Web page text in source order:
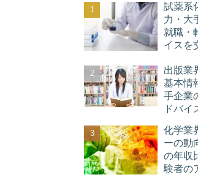
試薬系
力・大
就職・
イスを
出版業
基本情
手企業
ドバイ
化学業
ーの動
の年収
験者の